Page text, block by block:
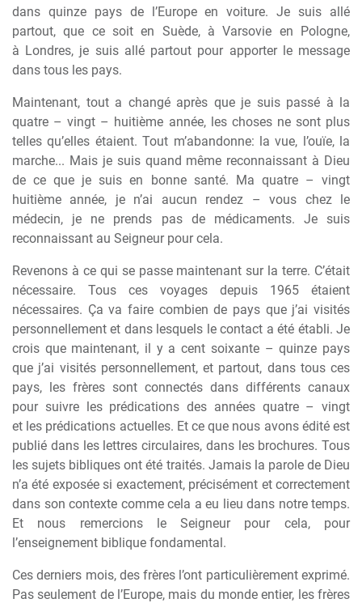
dans quinze pays de l’Europe en voiture. Je suis allé
partout, que ce soit en Suède, à Varsovie en Pologne,
à Londres, je suis allé partout pour apporter le message
dans tous les pays.
Maintenant, tout a changé après que je suis passé à la
quatre – vingt – huitième année, les choses ne sont plus
telles qu’elles étaient. Tout m’abandonne: la vue, l’ouïe, la
marche... Mais je suis quand même reconnaissant à Dieu
de ce que je suis en bonne santé. Ma quatre – vingt
huitième année, je n’ai aucun rendez – vous chez le
médecin, je ne prends pas de médicaments. Je suis
reconnaissant au Seigneur pour cela.
Revenons à ce qui se passe maintenant sur la terre. C’était
nécessaire. Tous ces voyages depuis 1965 étaient
nécessaires. Ça va faire combien de pays que j’ai visités
personnellement et dans lesquels le contact a été établi. Je
crois que maintenant, il y a cent soixante – quinze pays
que j’ai visités personnellement, et partout, dans tous ces
pays, les frères sont connectés dans différents canaux
pour suivre les prédications des années quatre – vingt
et les prédications actuelles. Et ce que nous avons édité est
publié dans les lettres circulaires, dans les brochures. Tous
les sujets bibliques ont été traités. Jamais la parole de Dieu
n’a été exposée si exactement, précisément et correctement
dans son contexte comme cela a eu lieu dans notre temps.
Et nous remercions le Seigneur pour cela, pour
l’enseignement biblique fondamental.
Ces derniers mois, des frères l’ont particulièrement exprimé.
Pas seulement de l’Europe, mais du monde entier, les frères